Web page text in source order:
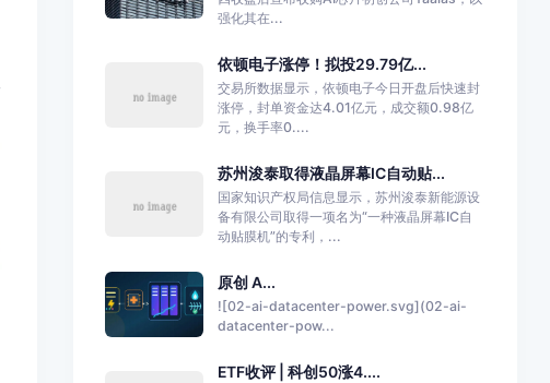
强化其在...
依顿电子涨停！拟投29.79亿...
交易所数据显示，依顿电子今日开盘后快速封
涨停，封单资金达4.01亿元，成交额0.98亿
元，换手率0....
苏州浚泰取得液晶屏幕IC自动贴...
国家知识产权局信息显示，苏州浚泰新能源设
备有限公司取得一项名为“一种液晶屏幕IC自
动贴膜机”的专利，...
原创 A...
![02-ai-datacenter-power.svg](02-ai-
datacenter-pow...
ETF收评 | 科创50涨4....